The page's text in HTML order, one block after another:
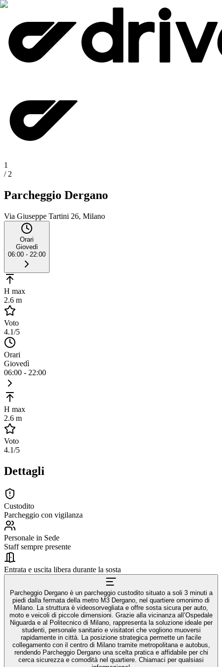
1
/ 2
Parcheggio Dergano
Via Giuseppe Tartini 26, Milano
Orari
Giovedì
06:00 - 22:00
H max
2.6 m
Voto
4.1/5
Orari
Giovedì
06:00 - 22:00
H max
2.6 m
Voto
4.1/5
Dettagli
Custodito
Parcheggio con vigilanza
Personale in Sede
Staff sempre presente
Entrata e uscita libera durante la sosta
Parcheggio Dergano è un parcheggio custodito situato a soli 3 minuti a
piedi dalla fermata della metro M3 Dergano, nel quartiere omonimo di
Milano. La struttura è videosorvegliata e offre sosta sicura per auto,
moto e veicoli di piccole dimensioni. Grazie alla vicinanza all’Ospedale
Niguarda e al Politecnico di Milano, rappresenta la soluzione ideale per
studenti, personale sanitario e visitatori che vogliono muoversi
rapidamente in città. La posizione strategica permette un facile
collegamento con il centro di Milano tramite metropolitana e autobus,
rendendo Parcheggio Dergano una scelta pratica e affidabile per chi
cerca sicurezza e comodità nel quartiere. Chiamaci per qualsiasi